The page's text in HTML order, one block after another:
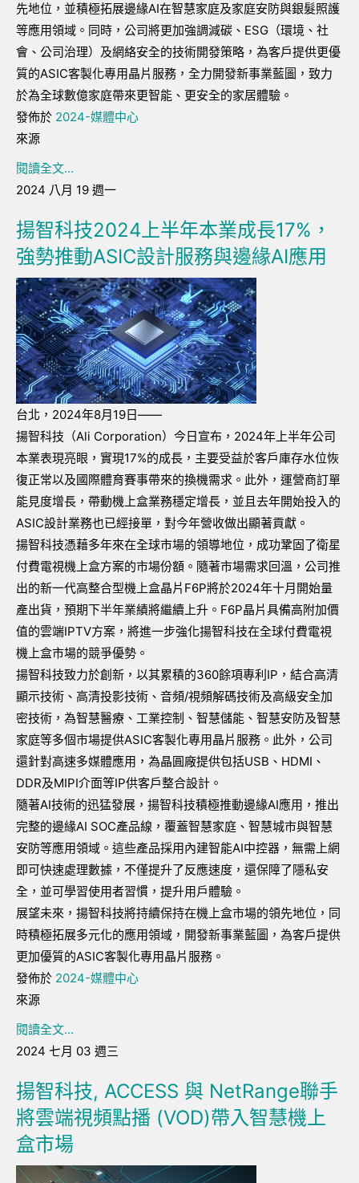
先地位，並積極拓展邊緣AI在智慧家庭及家庭安防與銀髮照護
等應用領域。同時，公司將更加強調減碳、 ESG （環境、社
會、公司治理）及網絡安全的技術開發策略，為客戶提供更優
質的ASIC客製化專用晶片服務，全力開發新事業藍圖，致力
於為全球數億家庭帶來更智能、更安全的家居體驗。
發佈於 2024-媒體中心
來源
閱讀全文...
2024 八月 19 週一
揚智科技2024上半年本業成長17%，
強勢推動ASIC設計服務與邊緣AI應用
台北， 2024年8月19日——
揚智科技（Ali Corporation）今日宣布， 2024年上半年公司
本業表現亮眼，實現17%的成長，主要受益於客戶庫存水位恢
復正常以及國際體育賽事帶來的換機需求。此外，運營商訂單
能見度增長，帶動機上盒業務穩定增長，並且去年開始投入的
ASIC設計業務也已經接單，對今年營收做出顯著貢獻。
揚智科技憑藉多年來在全球市場的領導地位，成功鞏固了衛星
付費電視機上盒方案的市場份額。隨著市場需求回溫，公司推
出的新一代高整合型機上盒晶片 F6P將於2024年十月開始量
產出貨，預期下半年業績將繼續上升。 F6P晶片具備高附加價
值的雲端IPTV方案，將進一步強化揚智科技在全球付費電視
機上盒市場的競爭優勢。
揚智科技致力於創新，以其累積的360餘項專利IP ，結合高清
顯示技術、高清投影技術、音頻/視頻解碼技術及高級安全加
密技術，為智慧醫療、工業控制、智慧儲能、智慧安防及智慧
家庭等多個市場提供ASIC客製化專用晶片服務。此外，公司
還針對高速多媒體應用，為晶圓廠提供包括USB 、 HDMI 、
DDR及MIPI介面等IP供客戶整合設計。
隨著AI技術的迅猛發展，揚智科技積極推動邊緣AI應用，推出
完整的邊緣AI SOC產品線，覆蓋智慧家庭、智慧城市與智慧
安防等應用領域。這些產品採用內建智能AI中控器，無需上網
即可快速處理數據，不僅提升了反應速度，還保障了隱私安
全，並可學習使用者習慣，提升用戶體驗。
展望未來，揚智科技將持續保持在機上盒市場的領先地位，同
時積極拓展多元化的應用領域，開發新事業藍圖，為客戶提供
更加優質的ASIC客製化專用晶片服務。
發佈於 2024-媒體中心
來源
閱讀全文...
2024 七月 03 週三
揚智科技, ACCESS 與 NetRange聯手
將雲端視頻點播 (VOD)帶入智慧機上
盒市場